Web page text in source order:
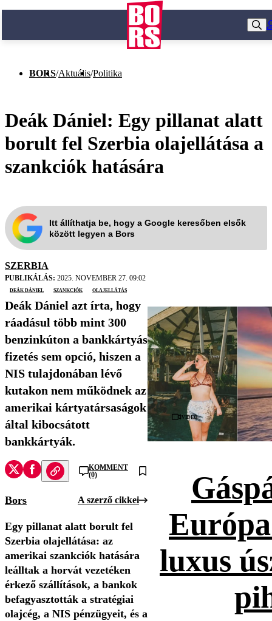
BORS/Aktuális/Politika
Deák Dániel: Egy pillanat alatt
borult fel Szerbia olajellátása a
szankciók hatására
Itt állíthatja be, hogy a Google keresőben elsők
között legyen a Bors
SZERBIA
PUBLIKÁLÁS: 2025. NOVEMBER 27. 09:02
Deák Dániel
szankciók olajellátás
Deák Dániel azt írta, hogy
ráadásul több mint 300
benzinkúton a bankkártyás
fizetés sem opció, hiszen a
NIS tulajdonában lévő
kutakon nem működnek az
amerikai kártyatársaságok
által kibocsátott
bankkártyák.
KOMMENT
(0)
Bors A szerző cikkei
Egy pillanat alatt borult fel
Szerbia olajellátása: az
amerikai szankciók hatására
leálltak a horvát vezetéken
érkező szállítások, a bankok
befagyasztották a stratégiai
olajcég, a NIS pénzügyeit, és a
Videó
luxus